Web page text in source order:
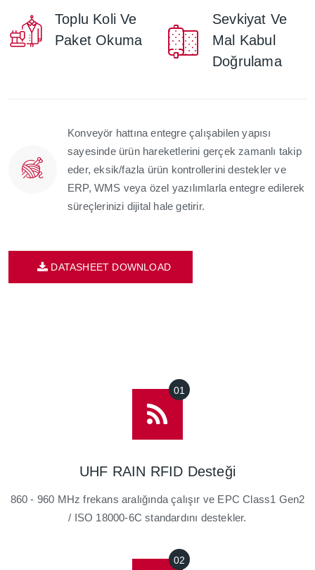
Toplu Koli Ve
Paket Okuma
Sevkiyat Ve
Mal Kabul
Doğrulama
Konveyör hattına entegre çalışabilen yapısı
sayesinde ürün hareketlerini gerçek zamanlı takip
eder, eksik/fazla ürün kontrollerini destekler ve
ERP, WMS veya özel yazılımlarla entegre edilerek
süreçlerinizi dijital hale getirir.
DATASHEET DOWNLOAD
UHF RAIN RFID Desteği
860 - 960 MHz frekans aralığında çalışır ve EPC Class1 Gen2
/ ISO 18000-6C standardını destekler.